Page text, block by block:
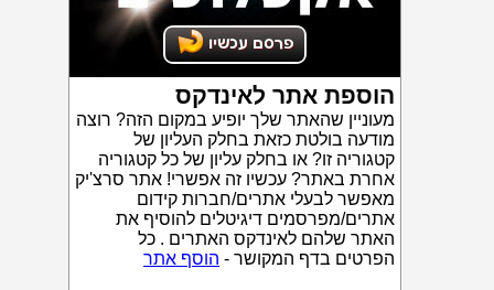
הוספת אתר לאינדקס
מעוניין שהאתר שלך יופיע במקום הזה? רוצה
מודעה בולטת כזאת בחלק העליון של
קטגוריה זו? או בחלק עליון של כל קטגוריה
אחרת באתר? עכשיו זה אפשרי! אתר סרצ'יק
מאפשר לבעלי אתרים/חברות קידום
אתרים/מפרסמים דיגיטלים להוסיף את
האתר שלהם לאינדקס האתרים . כל
הפרטים בדף המקושר - הוסף אתר